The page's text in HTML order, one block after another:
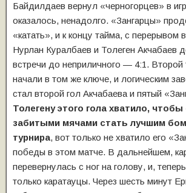
Байдилдаев вернул «черногорцев» в
оказалось, ненадолго. «Зангарцы»
«катать», и к концу тайма, с перерывом
Нурлан Куралбаев и Толеген Акчабаев
встречи до неприличного — 4:1.
начали в том же ключе, и логическим
стал второй гол Акчабаева и пятый
Толегену этого гола хватило,
забитыми мячами стать лучшим
турнира, вот только не хватило его
победы в этом матче. В дальнейшем,
перевернулась с ног на голову, и,
только каратауцы. Через шесть минут